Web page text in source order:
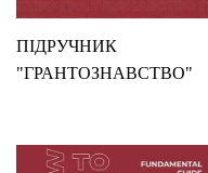
ПІДРУЧНИК
"ГРАНТОЗНАВСТВО"